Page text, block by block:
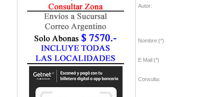
Autor:
Nombre:(*)
E Mail:(*)
Consulta: